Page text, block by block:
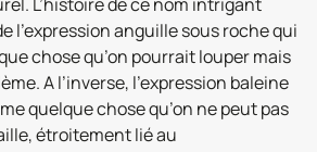
l’expression anguille sous roche qui
chose qu’on pourrait louper mais
A l’inverse, l’expression baleine
quelque chose qu’on ne peut pas
étroitement lié au